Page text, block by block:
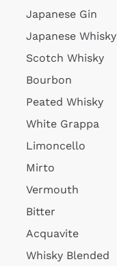
Japanese Gin
Japanese Whisky
Scotch Whisky
Bourbon
Peated Whisky
White Grappa
Limoncello
Mirto
Vermouth
Bitter
Acquavite
Whisky Blended